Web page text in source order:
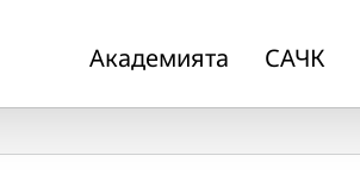
Академията САЧК